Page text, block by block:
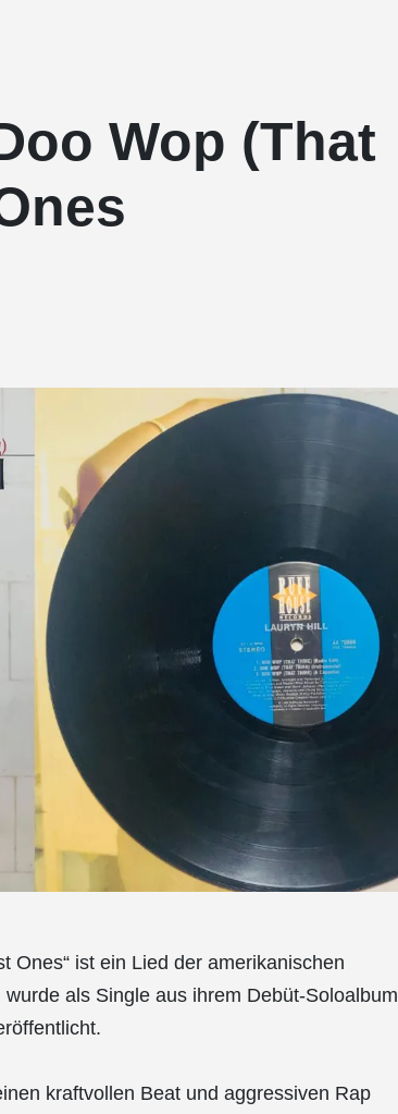
Wop (That
Ones“ ist ein Lied der amerikanischen
als Single aus ihrem Debüt-Soloalbum
kraftvollen Beat und aggressiven Rap